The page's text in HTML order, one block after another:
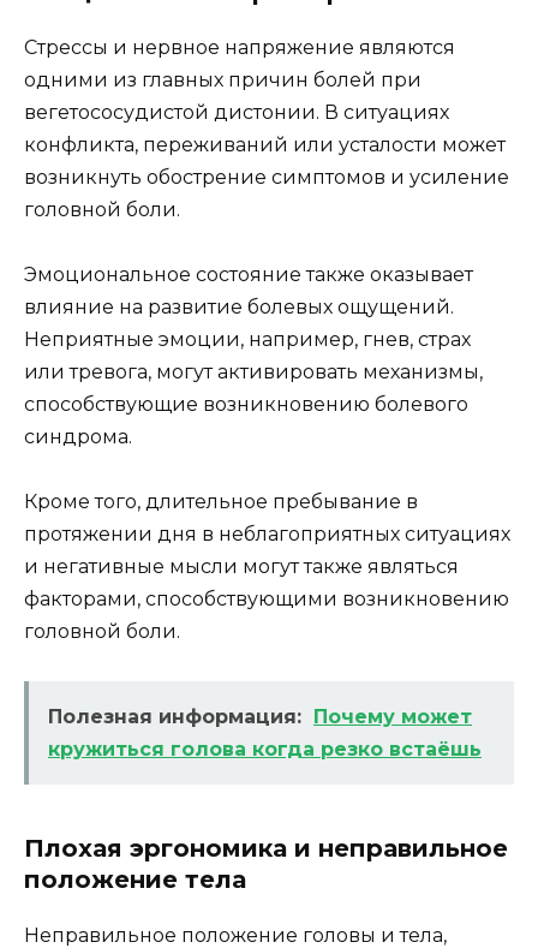
Стрессы и нервное напряжение являются
одними из главных причин болей при
вегетососудистой дистонии. В ситуациях
конфликта, переживаний или усталости может
возникнуть обострение симптомов и усиление
головной боли.
Эмоциональное состояние также оказывает
влияние на развитие болевых ощущений.
Неприятные эмоции, например, гнев, страх
или тревога, могут активировать механизмы,
способствующие возникновению болевого
синдрома.
Кроме того, длительное пребывание в
протяжении дня в неблагоприятных ситуациях
и негативные мысли могут также являться
факторами, способствующими возникновению
головной боли.
Полезная информация: Почему может
кружиться голова когда резко встаёшь
Плохая эргономика и неправильное
положение тела
Неправильное положение головы и тела,